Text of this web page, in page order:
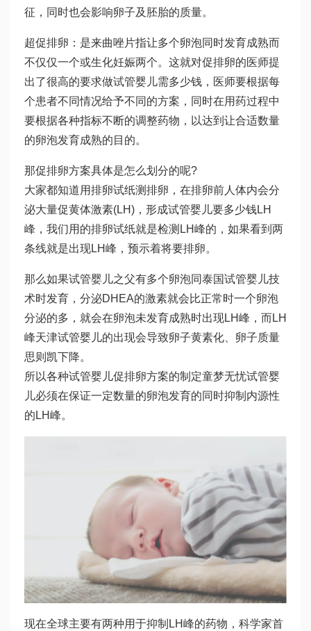
征，同时也会影响卵子及胚胎的质量。
超促排卵：是来曲唑片指让多个卵泡同时发育成熟而
不仅仅一个或生化妊娠两个。这就对促排卵的医师提
出了很高的要求做试管婴儿需多少钱 ，医师要根据每
个患者不同情况给予不同的方案，同时在用药过程中
要根据各种指标不断的调整药物，以达到让合适数量
的卵泡发育成熟的目的。
那促排卵方案具体是怎么划分的呢?
大家都知道用排卵试纸测排卵，在排卵前人体内会分
泌大量促黄体激素(LH)，形成试管婴儿要多少钱LH
峰，我们用的排卵试纸就是检测LH峰的，如果看到两
条线就是出现LH峰，预示着将要排卵。
那么如果试管婴儿之父有多个卵泡同 泰国试管婴儿技
术时发育，分泌DHEA的激素就会比正常时一个卵泡
分泌的多，就会在卵泡未发育成熟时出现LH峰，而LH
峰天津试管婴儿的出现会导致卵子黄素化、卵子质量
思则凯 下降。
所以各种试管婴儿促排卵方案的制定童梦无忧试管婴
儿必须在保证一定数量的卵泡发育的同时抑制内源性
的LH峰。
现在全球主要有两种用于抑制LH峰的药物，科学家首